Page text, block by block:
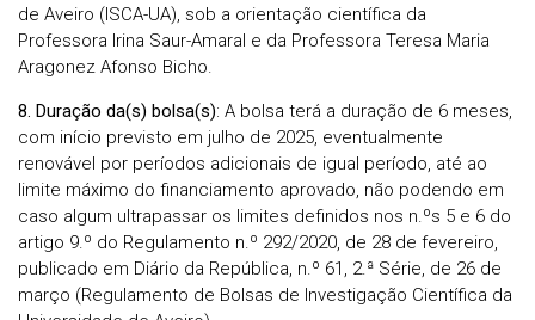
de Aveiro (ISCA-UA), sob a orientação científica da
Professora Irina Saur-Amaral e da Professora Teresa Maria
Aragonez Afonso Bicho.
8. Duração da(s) bolsa(s): A bolsa terá a duração de 6 meses,
com início previsto em julho de 2025, eventualmente
renovável por períodos adicionais de igual período, até ao
limite máximo do financiamento aprovado, não podendo em
caso algum ultrapassar os limites definidos nos n.ºs 5 e 6 do
artigo 9.º do Regulamento n.º 292/2020, de 28 de fevereiro,
publicado em Diário da República, n.º 61, 2.ª Série, de 26 de
março (Regulamento de Bolsas de Investigação Científica da